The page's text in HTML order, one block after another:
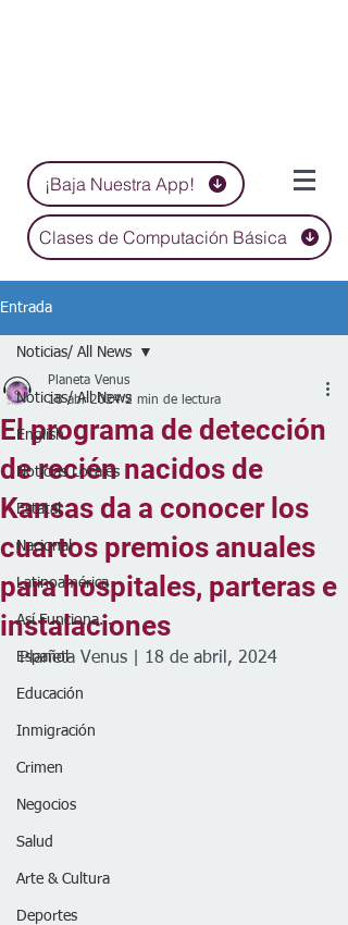
¡Baja Nuestra App!
Clases de Computación Básica
Entrada
Noticias/ All News
English
Noticias Locales
Estatal
Nacional
Latinoamérica
Así Funciona...
Español
Educación
Inmigración
Crimen
Negocios
Salud
Arte & Cultura
Deportes
Noticias/ All News
El programa de detección
de recién nacidos de
Kansas da a conocer los
cuartos premios anuales
para hospitales, parteras e
instalaciones
Planeta Venus
18 abr 2024 2 min de lectura
Planeta Venus | 18 de abril, 2024